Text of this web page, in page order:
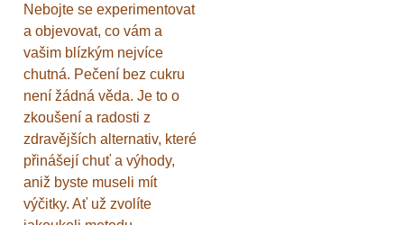
Nebojte se experimentovat
a objevovat, co vám a
vašim blízkým nejvíce
chutná. Pečení bez cukru
není žádná věda. Je to o
zkoušení a radosti z
zdravějších alternativ, které
přinášejí chuť a výhody,
aniž byste museli mít
výčitky. Ať už zvolíte